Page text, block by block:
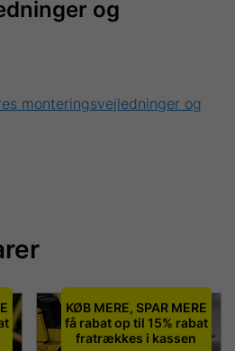
og
monteringsvejledninger og
KØB MERE, SPAR MERE
få rabat op til 15% rabat
fratrækkes i kassen